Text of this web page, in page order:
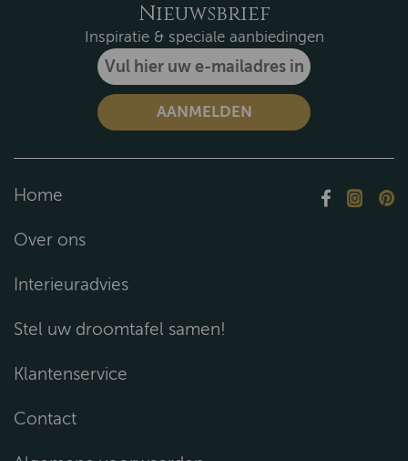
Nieuwsbrief
Inspiratie & speciale aanbiedingen
Home
Over ons
Interieuradvies
Stel uw droomtafel samen!
Klantenservice
Contact